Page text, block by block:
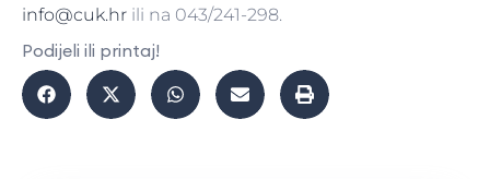
info@cuk.hr ili na 043/241-298.
Podijeli ili printaj!